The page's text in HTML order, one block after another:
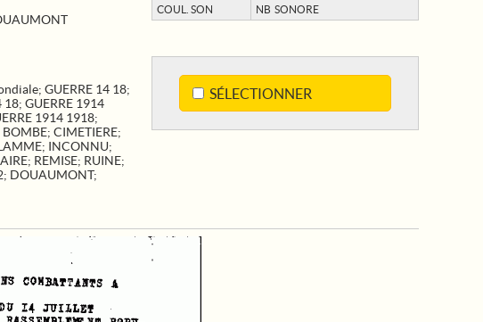
COUL. SON
NB SONORE
SÉLECTIONNER
; GUERRE 14 18;
18; GUERRE 1914
1914 1918;
BOMBE; CIMETIERE;
; INCONNU;
; REMISE; RUINE;
; DOUAUMONT;